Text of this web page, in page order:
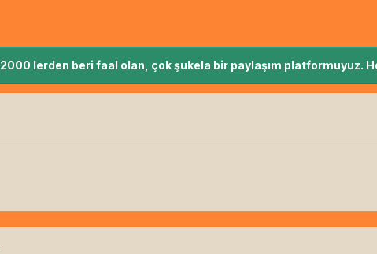
2000 lerden beri faal olan, çok şukela bir paylaşım platformuyuz.